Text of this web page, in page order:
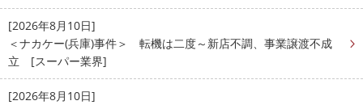
[2026年8月10日]
＜ナカケー(兵庫)事件＞ 転機は二度～新店不調、事業譲渡不成
立 [スーパー業界]
[2026年8月10日]